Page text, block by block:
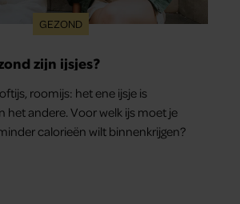
GEZOND
zijn ijsjes?
roomijs: het ene ijsje is
het andere. Voor welk ijs moet je
calorieën wilt binnenkrijgen?